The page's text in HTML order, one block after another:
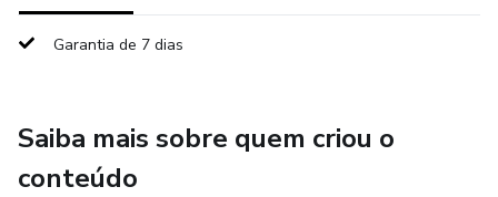
Garantia de 7 dias
Saiba mais sobre quem criou o
conteúdo